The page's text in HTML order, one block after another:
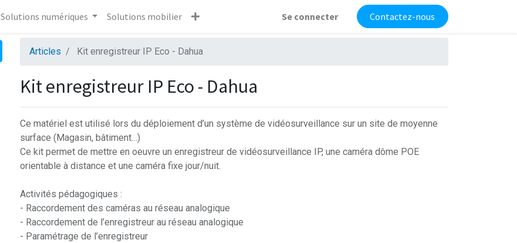
Solutions numériques Solutions mobilier Se connecter Contactez-nous
Articles Kit enregistreur IP Eco - Dahua
Kit enregistreur IP Eco - Dahua
Ce matériel est utilisé lors du déploiement d’un système de vidéosurveillance sur un site de moyenne
surface (Magasin, bâtiment…)
Ce kit permet de mettre en oeuvre un enregistreur de vidéosurveillance IP, une caméra dôme POE
orientable à distance et une caméra fixe jour/nuit.
Activités pédagogiques :
- Raccordement des caméras au réseau analogique
- Raccordement de l’enregistreur au réseau analogique
- Paramétrage de l’enregistreur